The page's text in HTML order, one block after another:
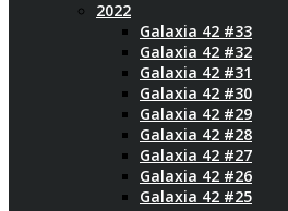
2022
Galaxia 42 #33
Galaxia 42 #32
Galaxia 42 #31
Galaxia 42 #30
Galaxia 42 #29
Galaxia 42 #28
Galaxia 42 #27
Galaxia 42 #26
Galaxia 42 #25